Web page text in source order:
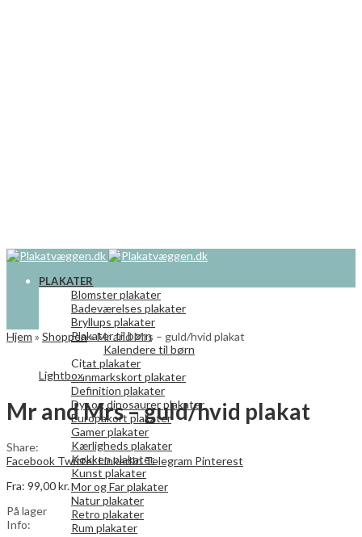
PLAKATER
Blomster plakater
Badeværelses plakater
Bryllups plakater
Plakater til børn
Kalendere til børn
Citat plakater
Danmarkskort plakater
Definition plakater
Dyr og dinosaurer plakater
Europakort plakater
Gamer plakater
Kærligheds plakater
Køkken plakater
Kunst plakater
Mor og Far plakater
Natur plakater
Retro plakater
Rum plakater
Hjem » Shoppen»Mr and Mrs – guld/hvid plakat
Lightbox
Mr and Mrs – guld/hvid plakat
Share:
Facebook TwitterLinkedInTelegram Pinterest
Fra: 99,00kr.
På lager
Info: